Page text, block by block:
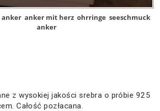
anker anker mit herz ohrringe seeschmuck
anker
z wysokiej jakości srebra o próbie 925
Całość pozłacana.